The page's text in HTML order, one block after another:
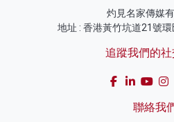
灼見名家傳媒
地址 : 香港黃竹坑道21號
追蹤我們的社
聯絡我